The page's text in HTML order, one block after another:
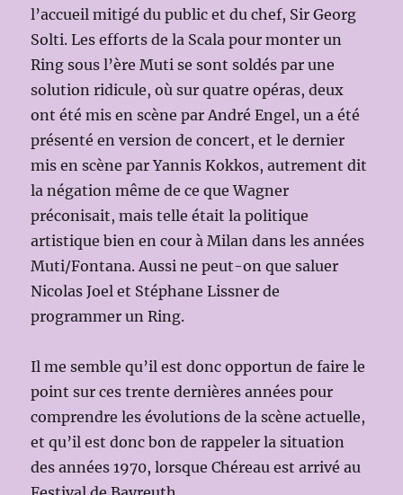
l’accueil mitigé du public et du chef, Sir Georg
Solti. Les efforts de la Scala pour monter un
Ring sous l’ère Muti se sont soldés par une
solution ridicule, où sur quatre opéras, deux
ont été mis en scène par André Engel, un a été
présenté en version de concert, et le dernier
mis en scène par Yannis Kokkos, autrement dit
la négation même de ce que Wagner
préconisait, mais telle était la politique
artistique bien en cour à Milan dans les années
Muti/Fontana. Aussi ne peut-on que saluer
Nicolas Joel et Stéphane Lissner de
programmer un Ring.
Il me semble qu’il est donc opportun de faire le
point sur ces trente dernières années pour
comprendre les évolutions de la scène actuelle,
et qu’il est donc bon de rappeler la situation
des années 1970, lorsque Chéreau est arrivé au